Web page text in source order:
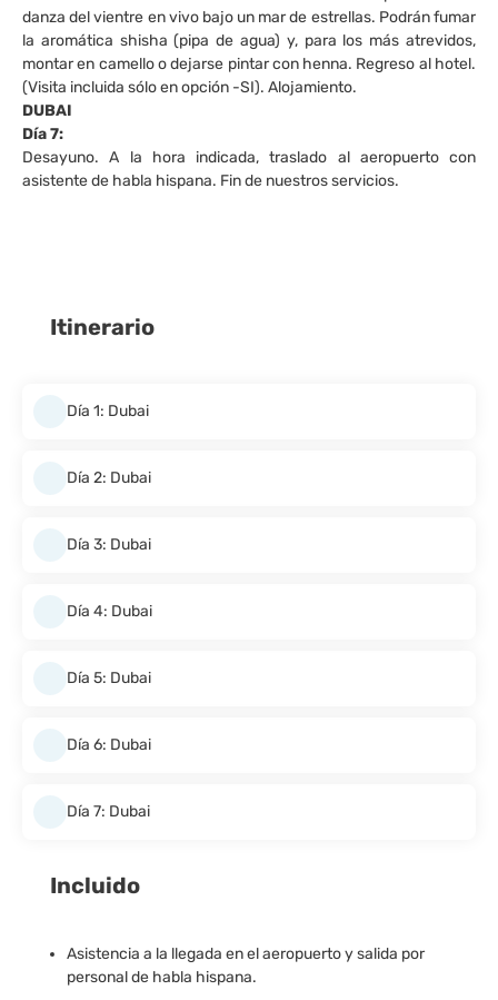
danza del vientre en vivo bajo un mar de estrellas. Podrán fumar
la aromática shisha (pipa de agua) y, para los más atrevidos,
montar en camello o dejarse pintar con henna. Regreso al hotel.
(Visita incluida sólo en opción -SI). Alojamiento.
DUBAI
Día 7:
Desayuno. A la hora indicada, traslado al aeropuerto con
asistente de habla hispana. Fin de nuestros servicios.
Itinerario
Día 1: Dubai
Día 2: Dubai
Día 3: Dubai
Día 4: Dubai
Día 5: Dubai
Día 6: Dubai
Día 7: Dubai
Incluido
Asistencia a la llegada en el aeropuerto y salida por
personal de habla hispana.